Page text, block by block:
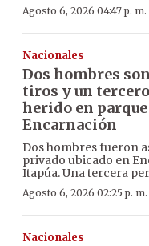
Agosto 6, 2026 04:47 p. m.
Nacionales
Dos hombres
tiros y un
herido en
Encarnación
Dos hombres fueron
privado ubicado en
Itapúa. Una tercera
Agosto 6, 2026 02:25 p. m.
Nacionales